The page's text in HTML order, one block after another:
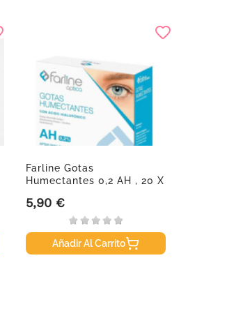
Farline Gotas
Humectantes 0,2 AH , 20 X
Precio
5,90 €
Añadir Al Carrito